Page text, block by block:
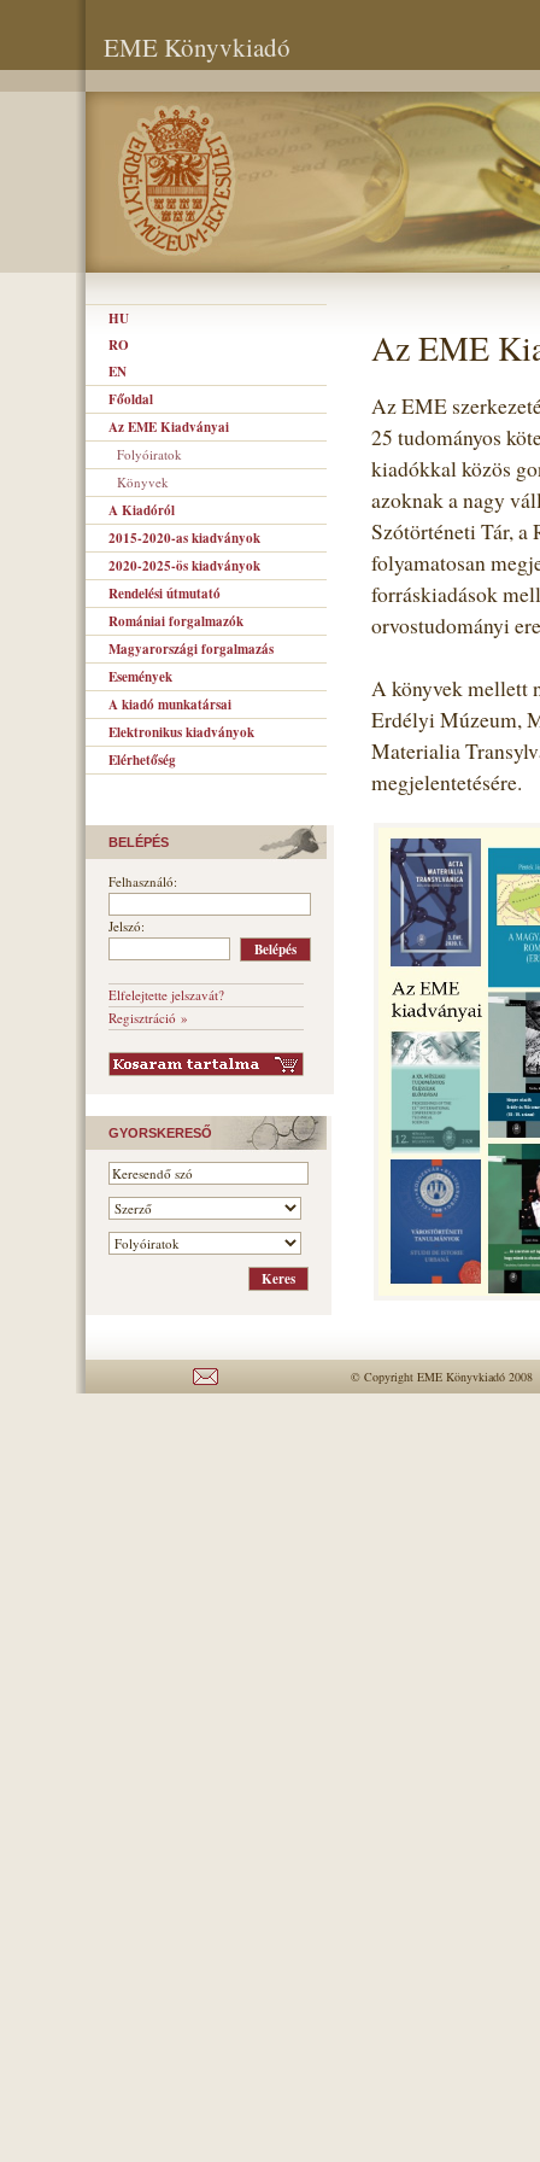
EME Könyvkiadó
HU
RO
EN
Főoldal
Az EME Kiadványai
Folyóiratok
Könyvek
A Kiadóról
2015-2020-as kiadványok
2020-2025-ös kiadványok
Rendelési útmutató
Romániai forgalmazók
Magyarországi forgalmazás
Események
A kiadó munkatársai
Elektronikus kiadványok
Elérhetőség
BELÉPÉS
Felhasználó:
Jelszó:
Elfelejtette jelszavát?
Regisztráció »
GYORSKERESŐ
Az EME
Az EME
25 tudományos
kiadókkal közös
azoknak a nagy
Szótörténeti Tár, a
folyamatosan
forráskiadások
orvostudományi
A könyvek mellett
Erdélyi Múzeum,
Materialia
megjelentetésére.
© Copyright EME Könyvkiadó 2008